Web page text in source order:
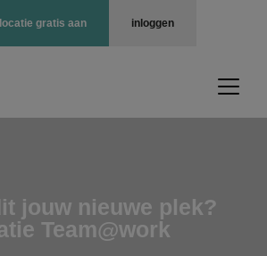
inloggen
gratis aan
jouw nieuwe plek?
Team@work